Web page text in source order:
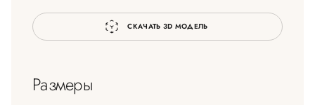
СКАЧАТЬ 3D МОДЕЛЬ
Размеры